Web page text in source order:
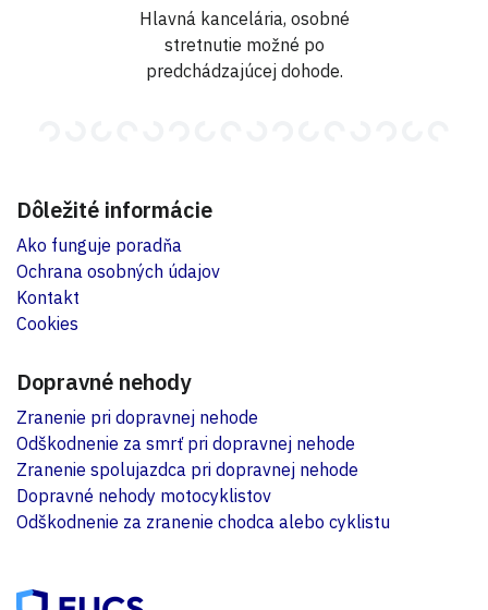
Hlavná kancelária, osobné
stretnutie možné po
predchádzajúcej dohode.
Dôležité informácie
Ako funguje poradňa
Ochrana osobných údajov
Kontakt
Cookies
Dopravné nehody
Zranenie pri dopravnej nehode
Odškodnenie za smrť pri dopravnej nehode
Zranenie spolujazdca pri dopravnej nehode
Dopravné nehody motocyklistov
Odškodnenie za zranenie chodca alebo cyklistu